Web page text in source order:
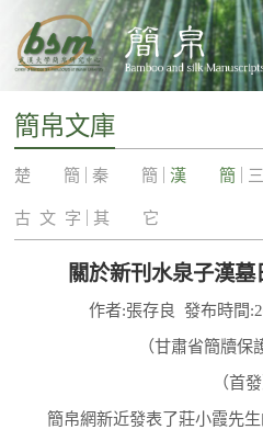
簡帛文庫
楚 簡 秦 簡 漢 簡
古 文 字 其 它
關於新刊水泉子漢
作者:張存良 發布時間
（甘肅省簡牘保
（首發
簡帛網新近發表了莊小霞先生